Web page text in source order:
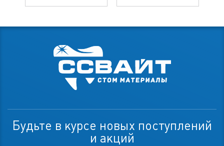
Будьте в курсе новых поступлений
и акций